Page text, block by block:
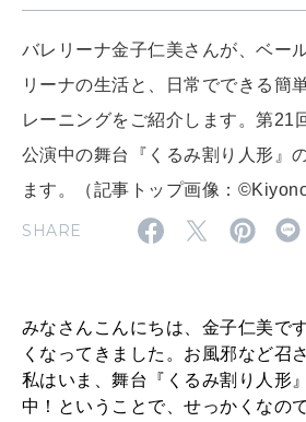
MAMA
CULTURE
いい人生って？
バレリーナ金子仁美さんが、ベー
リーナの生活と、日常でできる簡
レーニングをご紹介します。第21
公演中の舞台『くるみ割り人形』
ます。（記事トップ画像：
SHARE
みなさんこんにちは、金子仁美で
くなってきました。お風邪など召
私はいま、舞台『くるみ割り人形
中！ということで、せっかくなの